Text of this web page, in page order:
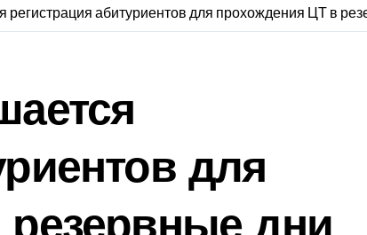
регистрация абитуриентов для прохождения ЦТ в
для
дни